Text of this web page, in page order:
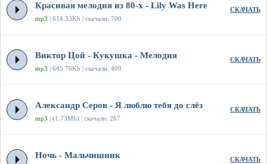
Красивая мелодия из 80-х - Lily Was Here
mp3 | 614.33Kb | скачали: 700
СКАЧАТЬ
Виктор Цой - Кукушка - Мелодия
mp3 | 645.76Kb | скачали: 409
СКАЧАТЬ
Александр Серов - Я люблю тебя до слёз
mp3 | (1.73Mb) | скачали: 267
СКАЧАТЬ
Ночь - Мальчишник СКАЧАТЬ